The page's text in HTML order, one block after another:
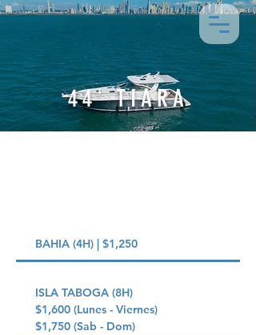
44' TIARA
BAHIA (4H) | $1,250
ISLA TABOGA (8H)
$1,600 (Lunes - Viernes)
$1,750 (Sab - Dom)